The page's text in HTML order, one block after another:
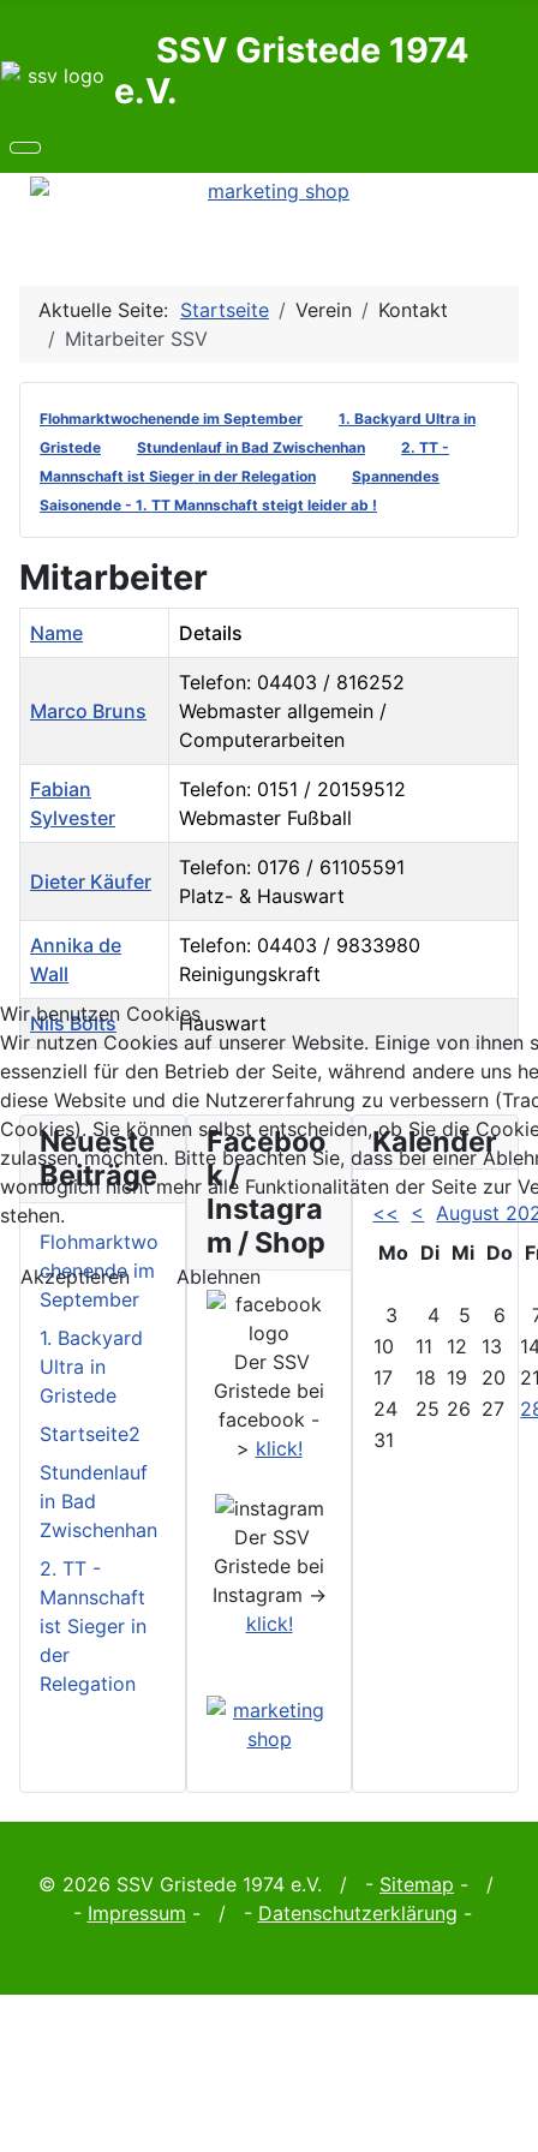
SSV Gristede 1974
e.V.
Aktuelle Seite: Startseite Verein
Kontakt
Mitarbeiter SSV
Flohmarktwochenende im September
1. Backyard Ultra in
Gristede
Stundenlauf in Bad Zwischenhan
2. TT -
Mannschaft ist Sieger in der Relegation
Spannendes
Saisonende - 1. TT Mannschaft steigt leider ab !
Mitarbeiter
Kontakte,
Name Details
Marco Bruns
Telefon: 04403 / 816252
Webmaster allgemein /
Computerarbeiten
Fabian
Sylvester
Telefon: 0151 / 20159512
Webmaster Fußball
Dieter Käufer
Telefon: 0176 / 61105591
Platz- & Hauswart
Annika de
Wall
Telefon: 04403 / 9833980
Reinigungskraft
Nils Bölts Hauswart
Neueste
Beiträge
Flohmarktwo
chenende im
September
1. Backyard
Ultra in
Gristede
Startseite2
Stundenlauf
in Bad
Zwischenhan
2. TT -
Mannschaft
ist Sieger in
der
Relegation
Faceboo
k /
Instagra
m / Shop
Der SSV
Gristede bei
facebook -
> klick!
Der SSV
Gristede bei
Instagram ->
klick!
Kalender
<< <
August
Mo Di Mi Do
3 4 5 6
10
11 12 13
17
18 19 20
24
25 26 27
31
© 2026 SSV Gristede 1974 e.V. / - Sitemap - /
- Impressum - / - Datenschutzerklärung -
Wir benutzen Cookies
Wir nutzen Cookies auf unserer Website. Einige von ihnen
essenziell für den Betrieb der Seite, während andere uns
diese Website und die Nutzererfahrung zu verbessern
Cookies). Sie können selbst entscheiden, ob Sie die
zulassen möchten. Bitte beachten Sie, dass bei einer
womöglich nicht mehr alle Funktionalitäten der Seite zur
stehen.
Akzeptieren Ablehnen